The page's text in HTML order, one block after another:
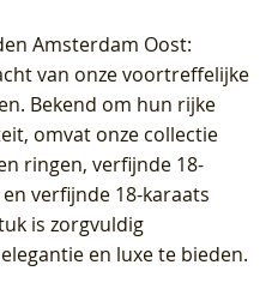
Amsterdam Oost:
van onze voortreffelijke
Bekend om hun rijke
omvat onze collectie
ringen, verfijnde 18-
verfijnde 18-karaats
is zorgvuldig
en luxe te bieden.